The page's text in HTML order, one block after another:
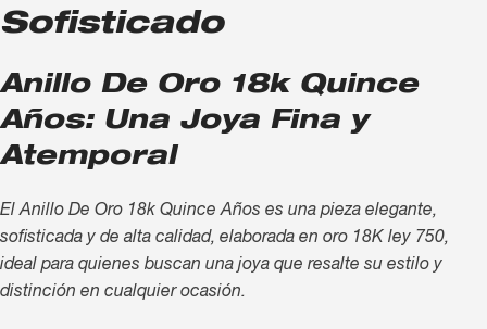
Sofisticado
Anillo De Oro 18k Quince
Años: Una Joya Fina y
Atemporal
El Anillo De Oro 18k Quince Años es una pieza elegante,
sofisticada y de alta calidad, elaborada en oro 18K ley 750,
ideal para quienes buscan una joya que resalte su estilo y
distinción en cualquier ocasión.